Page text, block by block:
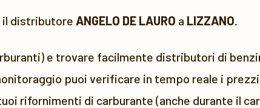
il distributore ANGELO DE LAURO a LIZZANO.
e trovare facilmente distributori di
puoi verificare in tempo reale i
rifornimenti di carburante (anche durante il